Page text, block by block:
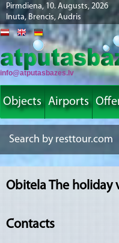
Pirmdiena, 10. Augusts, 2026
Inuta, Brencis, Audris
info@atputasbazes.lv
Objects Airports
Obitela The holiday
Contacts